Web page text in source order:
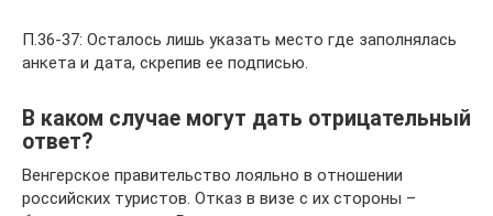
П.36-37: Осталось лишь указать место где заполнялась
анкета и дата, скрепив ее подписью.
В каком случае могут дать отрицательный
ответ?
Венгерское правительство лояльно в отношении
российских туристов. Отказ в визе с их стороны –